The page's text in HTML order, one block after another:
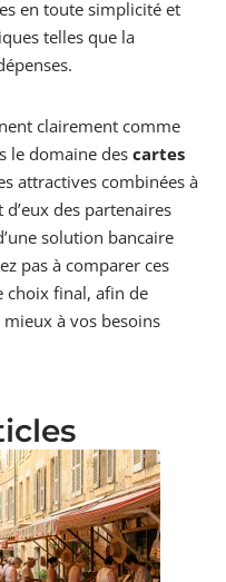
en toute simplicité et
telles que la
clairement comme
le domaine des cartes
attractives combinées à
des partenaires
solution bancaire
pas à comparer ces
choix final, afin de
à vos besoins